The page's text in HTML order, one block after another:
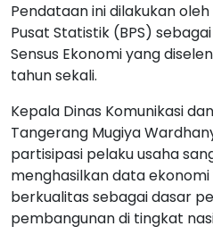
Pendataan ini dilakukan
Pusat Statistik (BPS)
Sensus Ekonomi yang
tahun sekali.
Kepala Dinas Komunikasi
Tangerang Mugiya
partisipasi pelaku usaha
menghasilkan data
berkualitas sebagai dasar
pembangunan di tingkat